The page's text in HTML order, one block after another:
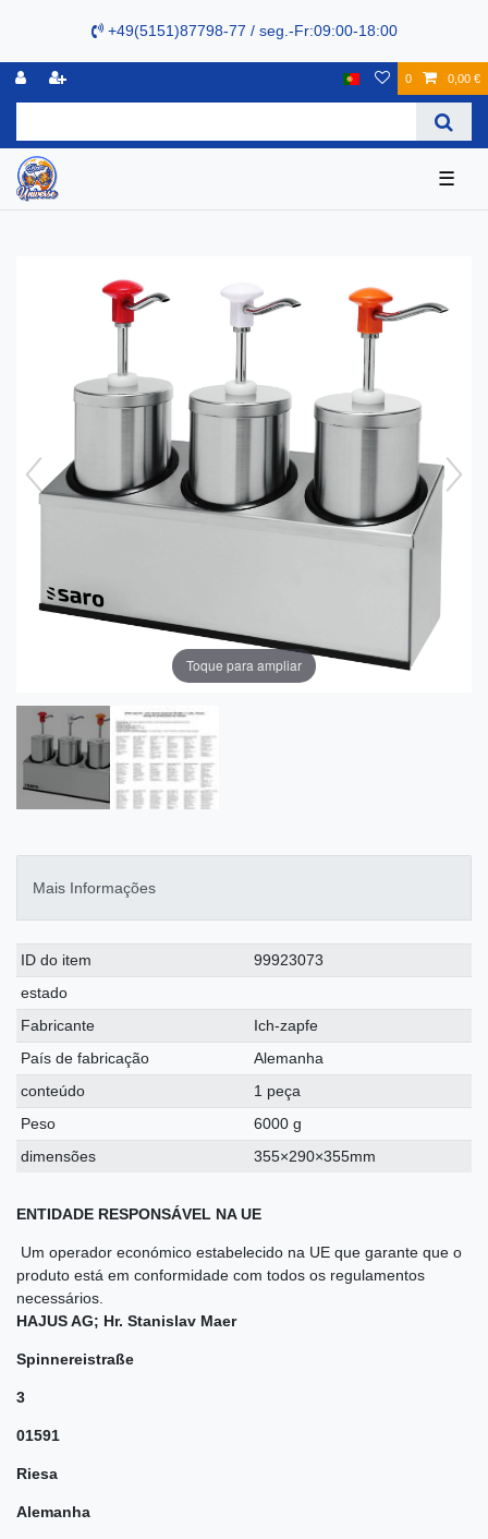
+49(5151)87798-77 / seg.-Fr:09:00-18:00
0 0,00 €
☰
Toque para ampliar
Mais Informações
Ceres::Template.singleItemTechnicalDataAttribute
Ceres::Template.singleItemTechnicalDataValue
ID do item
99923073
estado
Fabricante
Ich-zapfe
País de fabricação
Alemanha
conteúdo
1 peça
Peso
6000 g
dimensões
355×290×355mm
ENTIDADE RESPONSÁVEL NA UE
Um operador económico estabelecido na UE que garante que o
produto está em conformidade com todos os regulamentos
necessários.
HAJUS AG; Hr. Stanislav Maer
Spinnereistraße
3
01591
Riesa
Alemanha